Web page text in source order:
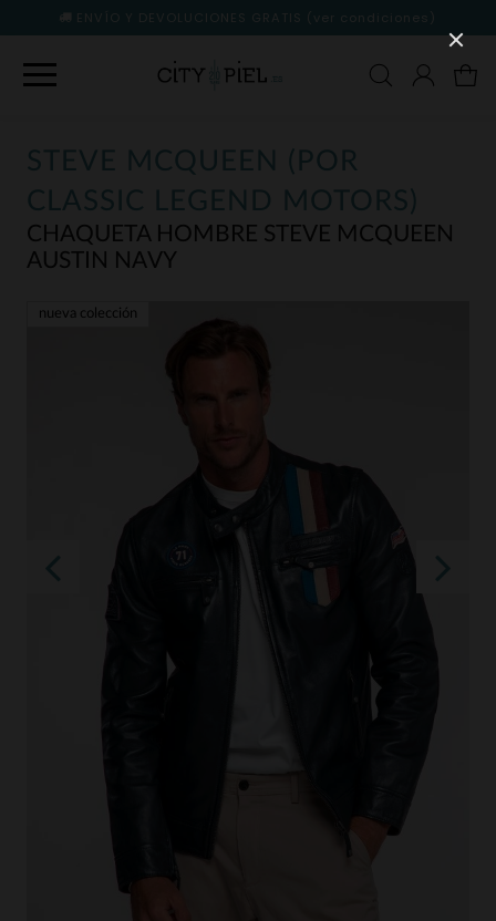
ENVÍO Y DEVOLUCIONES GRATIS (ver condiciones)
STEVE MCQUEEN (POR
CLASSIC LEGEND MOTORS)
CHAQUETA HOMBRE STEVE MCQUEEN
AUSTIN NAVY
nueva colección